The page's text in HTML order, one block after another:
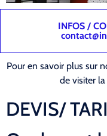
INFOS /
Pour en savoir plus sur
de visiter la
DEVIS/